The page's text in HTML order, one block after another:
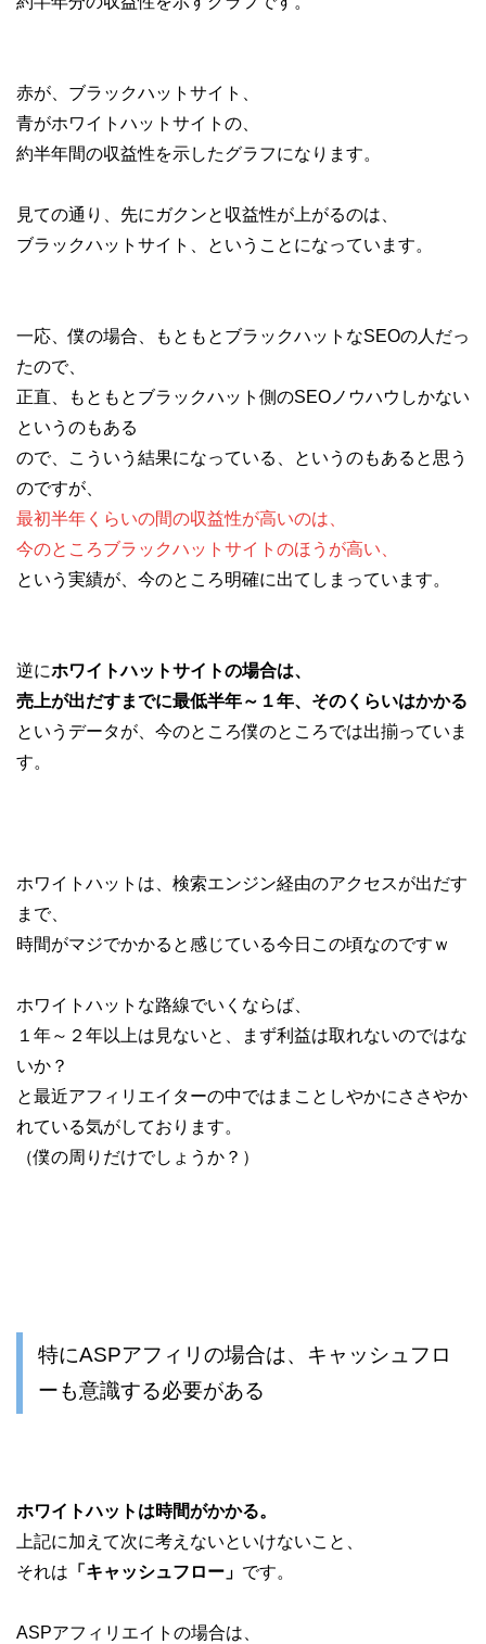
赤が、ブラックハットサイト、
青がホワイトハットサイトの、
約半年間の収益性を示したグラフになります。
見ての通り、先にガクンと収益性が上がるのは、
ブラックハットサイト、ということになっています。
一応、僕の場合、もともとブラックハットなSEOの人だっ
たので、
正直、もともとブラックハット側のSEOノウハウしかない
というのもある
ので、こういう結果になっている、というのもあると思う
のですが、
最初半年くらいの間の収益性が高いのは、
今のところブラックハットサイトのほうが高い、
という実績が、今のところ明確に出てしまっています。
逆にホワイトハットサイトの場合は、
売上が出だすまでに最低半年～１年、そのくらいはかかる
というデータが、今のところ僕のところでは出揃っていま
す。
ホワイトハットは、検索エンジン経由のアクセスが出だす
まで、
時間がマジでかかると感じている今日この頃なのですｗ
ホワイトハットな路線でいくならば、
１年～２年以上は見ないと、まず利益は取れないのではな
いか？
と最近アフィリエイターの中ではまことしやかにささやか
れている気がしております。
（僕の周りだけでしょうか？）
特にASPアフィリの場合は、キャッシュフロ
ーも意識する必要がある
ホワイトハットは時間がかかる。
上記に加えて次に考えないといけないこと、
それは 「キャッシュフロー」 です。
ASPアフィリエイトの場合は、